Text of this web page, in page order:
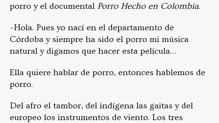
porro y el documental Porro Hecho en Colombia.
–Hola. Pues yo nací en el departamento de
Córdoba y siempre ha sido el porro mi música
natural y digamos que hacer esta película…
Ella quiere hablar de porro, entonces hablemos de
porro.
Del afro el tambor, del indígena las gaitas y del
europeo los instrumentos de viento. Los tres